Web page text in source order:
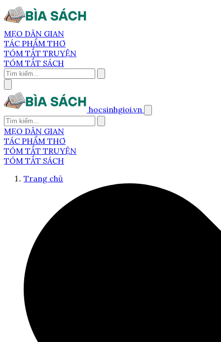
MẸO DÂN GIAN
TÁC PHẨM THƠ
TÓM TẮT TRUYỆN
TÓM TẮT SÁCH
hocsinhgioi.vn
MẸO DÂN GIAN
TÁC PHẨM THƠ
TÓM TẮT TRUYỆN
TÓM TẮT SÁCH
Trang chủ